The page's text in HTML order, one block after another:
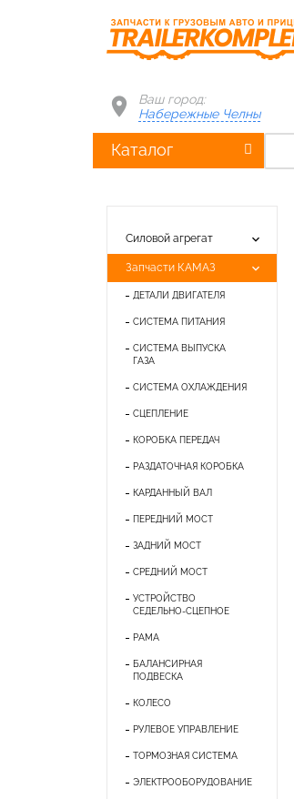
Ваш город:
Набережные Челны
Каталог
Силовой агрегат keyboard_arrow_down
Запчасти КАМАЗ keyboard_arrow_down
ДЕТАЛИ ДВИГАТЕЛЯ
СИСТЕМА ПИТАНИЯ
СИСТЕМА ВЫПУСКА
ГАЗА
СИСТЕМА ОХЛАЖДЕНИЯ
СЦЕПЛЕНИЕ
КОРОБКА ПЕРЕДАЧ
РАЗДАТОЧНАЯ КОРОБКА
КАРДАННЫЙ ВАЛ
ПЕРЕДНИЙ МОСТ
ЗАДНИЙ МОСТ
СРЕДНИЙ МОСТ
УСТРОЙСТВО
СЕДЕЛЬНО-СЦЕПНОЕ
РАМА
БАЛАНСИРНАЯ
ПОДВЕСКА
КОЛЕСО
РУЛЕВОЕ УПРАВЛЕНИЕ
ТОРМОЗНАЯ СИСТЕМА
ЭЛЕКТРООБОРУДОВАНИЕ